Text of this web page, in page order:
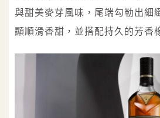
與甜美麥芽風味，尾端勾勒出細
顯順滑香甜，並搭配持久的芳香